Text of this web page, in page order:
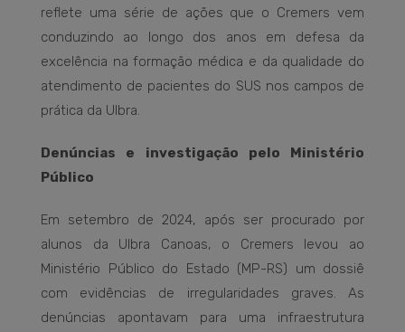
reflete uma série de ações que o Cremers vem
conduzindo ao longo dos anos em defesa da
excelência na formação médica e da qualidade do
atendimento de pacientes do SUS nos campos de
prática da Ulbra.
Denúncias e investigação pelo Ministério
Público
Em setembro de 2024, após ser procurado por
alunos da Ulbra Canoas, o Cremers levou ao
Ministério Público do Estado (MP-RS) um dossiê
com evidências de irregularidades graves. As
denúncias apontavam para uma infraestrutura